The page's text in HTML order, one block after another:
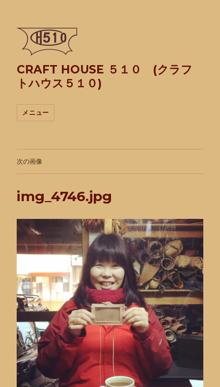
CRAFT HOUSE ５１０ (クラフ
トハウス５１０)
メニュー
次の画像
img_4746.jpg